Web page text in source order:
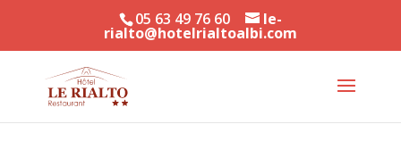
05 63 49 76 60 le-
rialto@hotelrialtoalbi.com